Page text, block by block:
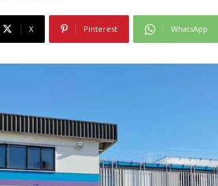
X Pinterest WhatsApp